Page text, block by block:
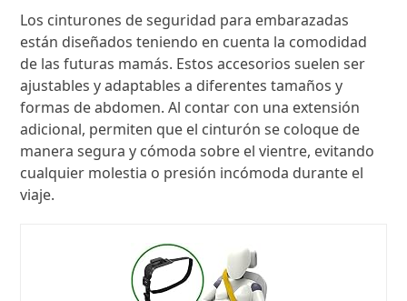
Los cinturones de seguridad para embarazadas
están diseñados teniendo en cuenta la comodidad
de las futuras mamás. Estos accesorios suelen ser
ajustables y adaptables a diferentes tamaños y
formas de abdomen. Al contar con una extensión
adicional, permiten que el cinturón se coloque de
manera segura y cómoda sobre el vientre, evitando
cualquier molestia o presión incómoda durante el
viaje.